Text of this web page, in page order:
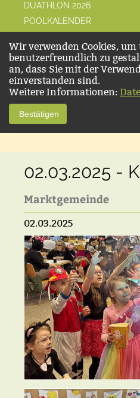
DUATHLON 2026
POOLKALENDER
Wir verwenden Cookies,
benutzerfreundlich zu
an, dass Sie mit der
einverstanden sind.
Weitere Informationen:
Bestätigen
02.03.2025 -
Marktgemeinde
02.03.2025